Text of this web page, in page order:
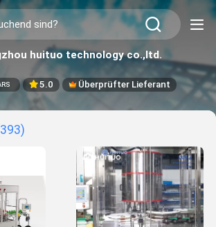
huituo technology co.,ltd.
5.0 Überprüfter Lieferant